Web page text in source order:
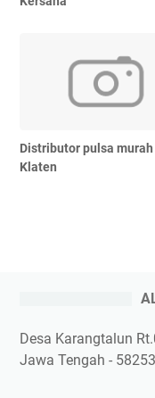
Distributor pulsa
Klaten
Desa Karangtalun
Jawa Tengah - 58253